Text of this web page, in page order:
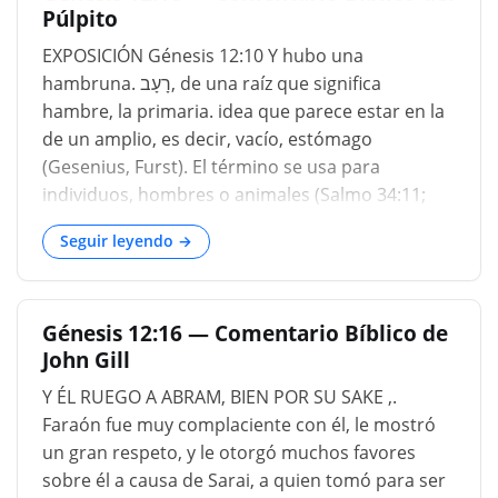
en la tierra prometida. Esta tierra es regada por
lluvias periódicas. Una temporada de sequía
detiene el progreso de la vegetación y provoca
una hambruna. Pero en Egip
Púlpito
EXPOSICIÓN Génesis 12:10 Y hubo una
hambruna. רָעָב, de una raíz que significa
hambre, la primaria. idea que parece estar en la
de un amplio, es decir, vacío, estómago
(Gesenius, Furst). El término se usa para
individuos, hombres o animales (Salmo 34:11;
Salmo 50:12); o de regiones (Sal 41: 1-13: 55). En
la tierra. De Canaán, que, aunque naturalmente
fértil, estaba sujeto a visitas de escasez debido a
su cultivo imperfecto (cf. Génesis 26:1; Génesis
41:56), especialmente en estaciones secas,
cuando las lluvias de noviembre y diciembre, de
las cuales
Seguir leyendo →
Génesis 12:16 — Comentario Bíblico de
John Gill
Y ÉL RUEGO A ABRAM, BIEN POR SU SAKE ,.
Faraón fue muy complaciente con él, le mostró
un gran respeto, y le otorgó muchos favores
sobre él a causa de Sarai, a quien tomó para ser